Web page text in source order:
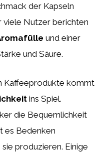
der Kapseln
viele Nutzer berichten
und einer
und Säure.
Kaffeeprodukte kommt
ins Spiel.
die Bequemlichkeit
es Bedenken
sie produzieren. Einige